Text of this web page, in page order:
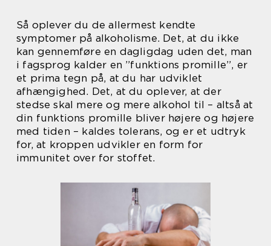
Så oplever du de allermest kendte
symptomer på alkoholisme. Det, at du ikke
kan gennemføre en dagligdag uden det, man
i fagsprog kalder en ”funktions promille”, er
et prima tegn på, at du har udviklet
afhængighed. Det, at du oplever, at der
stedse skal mere og mere alkohol til – altså at
din funktions promille bliver højere og højere
med tiden – kaldes tolerans, og er et udtryk
for, at kroppen udvikler en form for
immunitet over for stoffet.